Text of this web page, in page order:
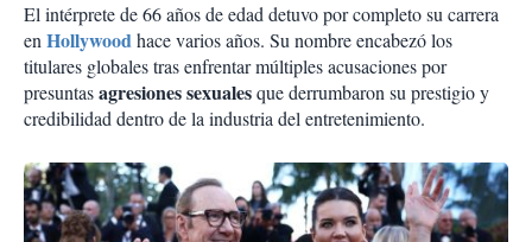
El intérprete de 66 años de edad detuvo por completo su carrera
enHollywoodhace varios años. Su nombre encabezó los
titulares globales tras enfrentar múltiples acusaciones por
presuntasagresiones sexualesque derrumbaron su prestigio y
credibilidad dentro de la industria del entretenimiento.